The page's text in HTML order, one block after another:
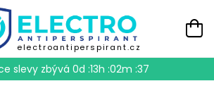
electroantiperspirant.cz
slevy zbývá 0d :13h :02m :37